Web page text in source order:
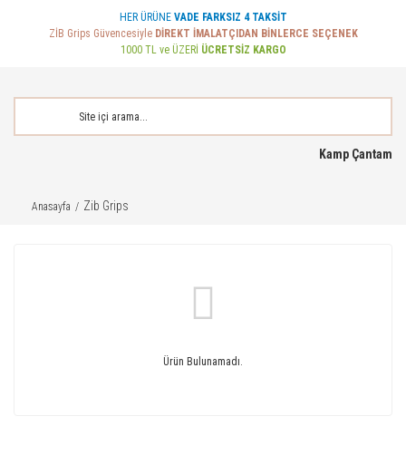
HER ÜRÜNE VADE FARKSIZ 4 TAKSİT
ZİB Grips Güvencesiyle DİREKT İMALATÇIDAN BİNLERCE SEÇENEK
1000 TL ve ÜZERİ ÜCRETSİZ KARGO
Kamp Çantam
Anasayfa Zib Grips
Ürün Bulunamadı.